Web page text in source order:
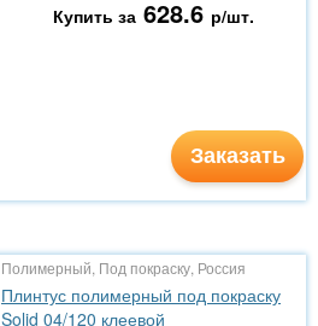
Купить за 628.6 р/шт.
Заказать
Полимерный, Под покраску, Россия
Плинтус полимерный под покраску
Solid 04/120 клеевой